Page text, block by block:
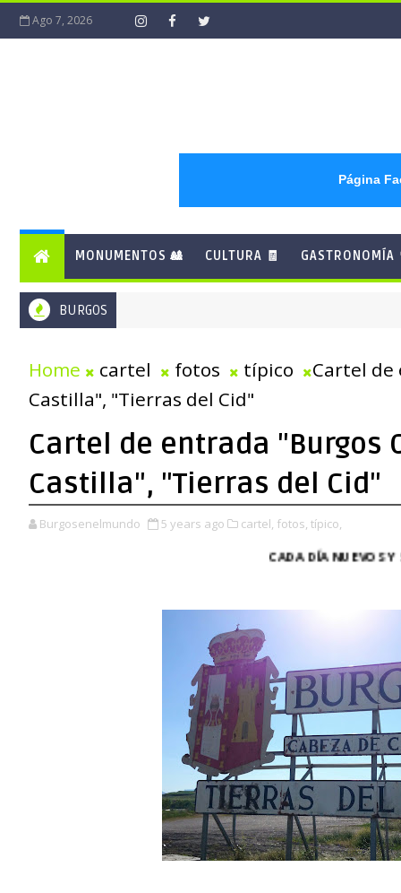
Ago 7, 2026
Página
MONUMENTOS 🎎 CULTURA 🧾 GASTRONOMÍA
BURGOS
Home cartel fotos típico
Cartel de
Castilla", "Tierras del Cid"
Cartel de entrada "Burgos
Castilla", "Tierras del Cid"
Burgosenelmundo 5 years ago cartel, fotos, típico,
CADA DÍA NUEVOS Y